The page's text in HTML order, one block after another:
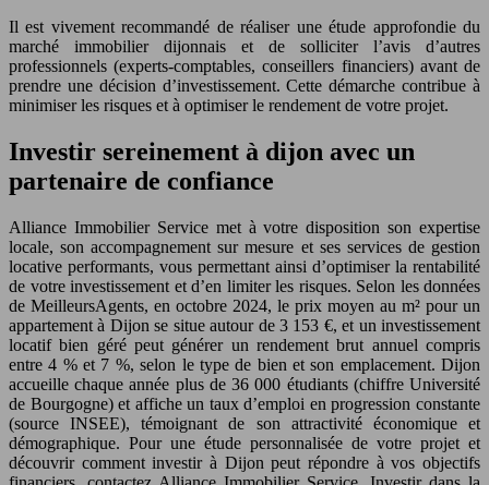
Il est vivement recommandé de réaliser une étude approfondie du
marché immobilier dijonnais et de solliciter l’avis d’autres
professionnels (experts-comptables, conseillers financiers) avant de
prendre une décision d’investissement. Cette démarche contribue à
minimiser les risques et à optimiser le rendement de votre projet.
Investir sereinement à dijon avec un
partenaire de confiance
Alliance Immobilier Service met à votre disposition son expertise
locale, son accompagnement sur mesure et ses services de gestion
locative performants, vous permettant ainsi d’optimiser la rentabilité
de votre investissement et d’en limiter les risques. Selon les données
de MeilleursAgents, en octobre 2024, le prix moyen au m² pour un
appartement à Dijon se situe autour de 3 153 €, et un investissement
locatif bien géré peut générer un rendement brut annuel compris
entre 4 % et 7 %, selon le type de bien et son emplacement. Dijon
accueille chaque année plus de 36 000 étudiants (chiffre Université
de Bourgogne) et affiche un taux d’emploi en progression constante
(source INSEE), témoignant de son attractivité économique et
démographique. Pour une étude personnalisée de votre projet et
découvrir comment investir à Dijon peut répondre à vos objectifs